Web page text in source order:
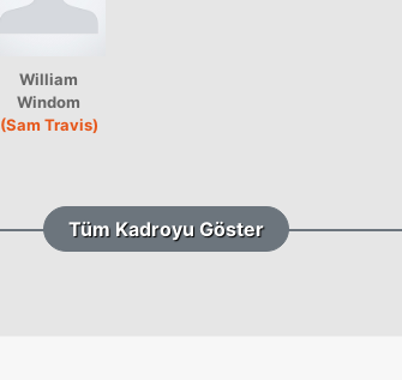
William
Windom
(Sam Travis)
Tüm Kadroyu Göster